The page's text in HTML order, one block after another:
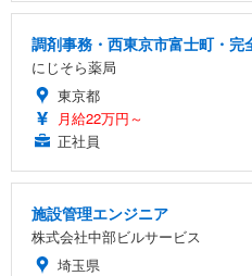
調剤事務・西東京市富士町・
にじそら薬局
東京都
月給22万円～
正社員
施設管理エンジニア
株式会社中部ビルサービス
埼玉県